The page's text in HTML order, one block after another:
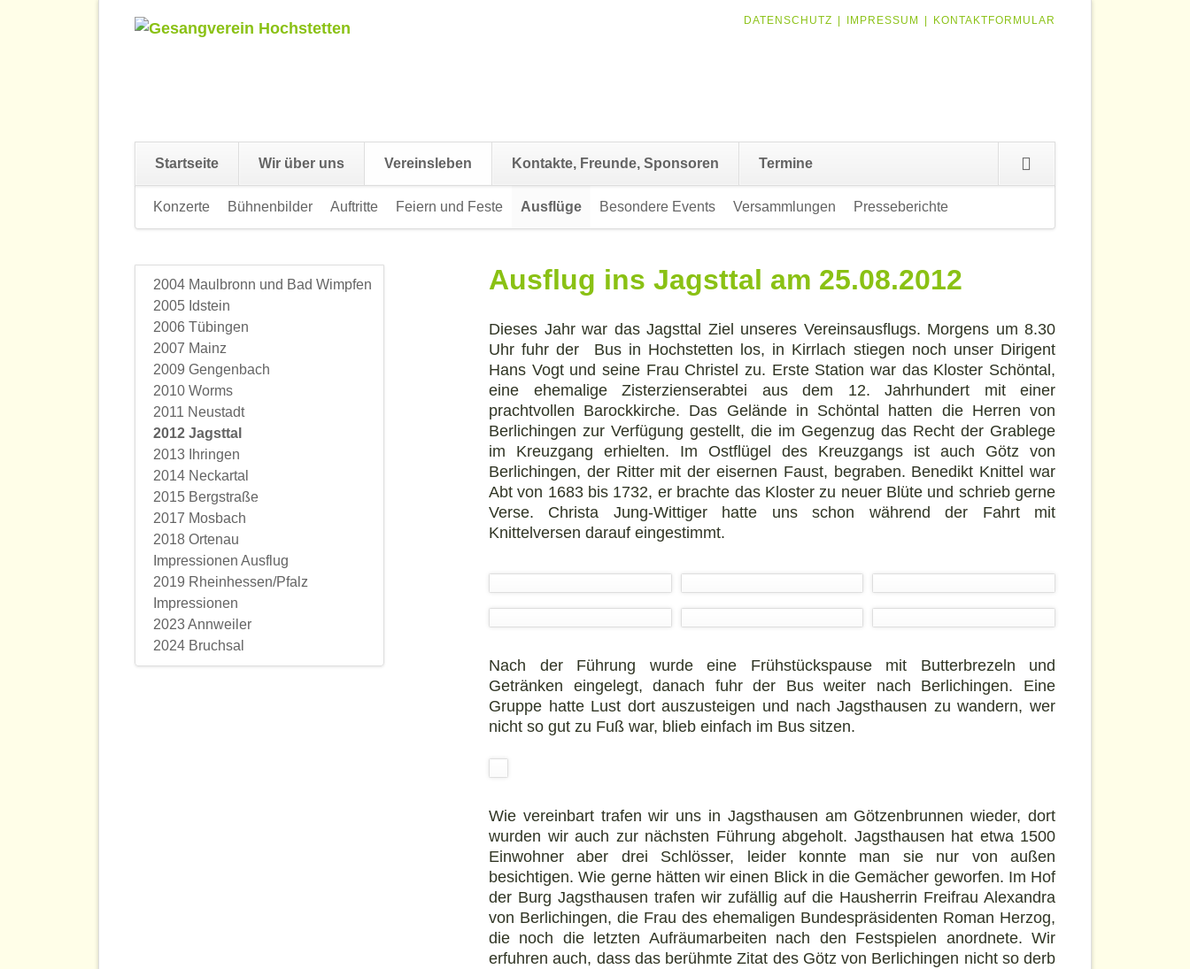
NAVIGATION
DATENSCHUTZ IMPRESSUM KONTAKTFORMULAR
überspringen
Startseite Wir über uns Vereinsleben Kontakte, Freunde, Sponsoren Termine
überspringen
Konzerte Bühnenbilder Auftritte Feiern und Feste Ausflüge Besondere Events Versammlungen Presseberichte
Ausflug ins Jagsttal am 25.08.2012
Dieses Jahr war das Jagsttal Ziel unseres Vereinsausflugs. Morgens um 8.30
Uhr fuhr der Bus in Hochstetten los, in Kirrlach stiegen noch unser Dirigent
Hans Vogt und seine Frau Christel zu. Erste Station war das Kloster Schöntal,
eine ehemalige Zisterzienserabtei aus dem 12. Jahrhundert mit einer
prachtvollen Barockkirche. Das Gelände in Schöntal hatten die Herren von
Berlichingen zur Verfügung gestellt, die im Gegenzug das Recht der Grablege
im Kreuzgang erhielten. Im Ostflügel des Kreuzgangs ist auch Götz von
Berlichingen, der Ritter mit der eisernen Faust, begraben. Benedikt Knittel war
Abt von 1683 bis 1732, er brachte das Kloster zu neuer Blüte und schrieb gerne
Verse. Christa Jung-Wittiger hatte uns schon während der Fahrt mit
Knittelversen darauf eingestimmt.
Nach der Führung wurde eine Frühstückspause mit Butterbrezeln und
Getränken eingelegt, danach fuhr der Bus weiter nach Berlichingen. Eine
Gruppe hatte Lust dort auszusteigen und nach Jagsthausen zu wandern, wer
nicht so gut zu Fuß war, blieb einfach im Bus sitzen.
Wie vereinbart trafen wir uns in Jagsthausen am Götzenbrunnen wieder, dort
wurden wir auch zur nächsten Führung abgeholt. Jagsthausen hat etwa 1500
Einwohner aber drei Schlösser, leider konnte man sie nur von außen
besichtigen. Wie gerne hätten wir einen Blick in die Gemächer geworfen. Im Hof
der Burg Jagsthausen trafen wir zufällig auf die Hausherrin Freifrau Alexandra
von Berlichingen, die Frau des ehemaligen Bundespräsidenten Roman Herzog,
die noch die letzten Aufräumarbeiten nach den Festspielen anordnete. Wir
erfuhren auch, dass das berühmte Zitat des Götz von Berlichingen nicht so derb
2004 Maulbronn und Bad Wimpfen
2005 Idstein
2006 Tübingen
2007 Mainz
2009 Gengenbach
2010 Worms
2011 Neustadt
2012 Jagsttal
2013 Ihringen
2014 Neckartal
2015 Bergstraße
2017 Mosbach
2018 Ortenau
Impressionen Ausflug
2019 Rheinhessen/Pfalz
Impressionen
2023 Annweiler
2024 Bruchsal